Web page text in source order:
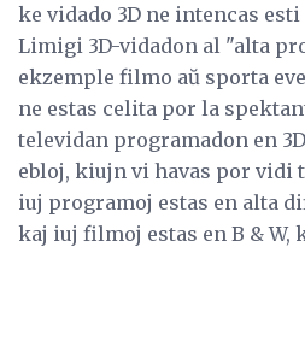
ke vidado 3D ne intencas
Limigi 3D-vidadon al "alta
ekzemple filmo aŭ sporta
ne estas celita por la
televidan programadon en
ebloj, kiujn vi havas por vidi
iuj programoj estas en alta
kaj iuj filmoj estas en B & W,